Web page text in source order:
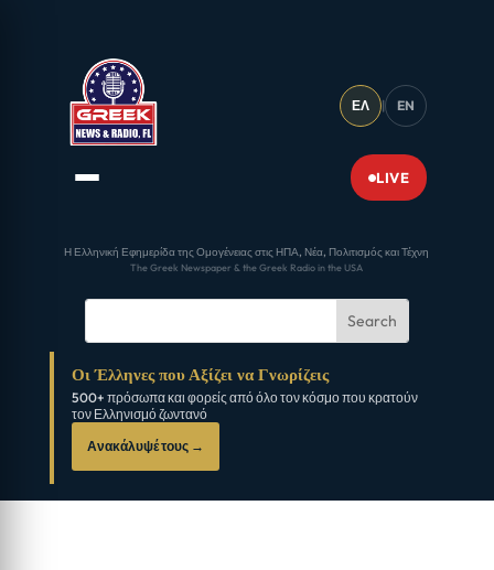
ΕΛ | EN
LIVE
Η Ελληνική Εφημερίδα της Ομογένειας στις ΗΠΑ, Νέα, Πολιτισμός και Τέχνη
The Greek Newspaper & the Greek Radio in the USA
Οι Έλληνες που Αξίζει να Γνωρίζεις
500+ πρόσωπα και φορείς από όλο τον κόσμο που κρατούν
τον Ελληνισμό ζωντανό
Ανακάλυψέ τους →